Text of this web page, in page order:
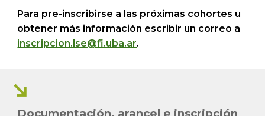
Para pre-inscribirse a las próximas cohortes u
obtener más información escribir un correo a
inscripcion.lse@fi.uba.ar.
Documentación, arancel e inscripción